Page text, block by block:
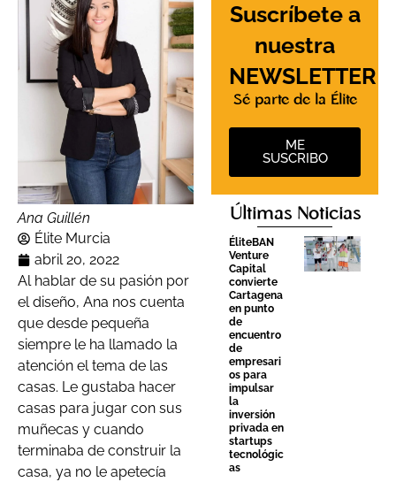
Ana Guillén
Élite Murcia
abril 20, 2022
Al hablar de su pasión por
el diseño, Ana nos cuenta
que desde pequeña
siempre le ha llamado la
atención el tema de las
casas. Le gustaba hacer
casas para jugar con sus
muñecas y cuando
terminaba de construir la
casa, ya no le apetecía
Suscríbete a
nuestra
NEWSLETTER
Sé parte de la Élite
ME
SUSCRIBO
Últimas Noticias
ÉliteBAN
Venture
Capital
convierte
Cartagena
en punto
de
encuentro
de
empresari
os para
impulsar
la
inversión
privada en
startups
tecnológic
as